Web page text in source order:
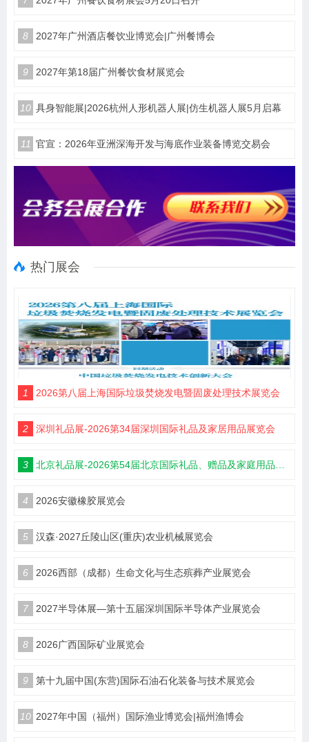
8 2027年广州酒店餐饮业博览会|广州餐博会
9 2027年第18届广州餐饮食材展览会
10 具身智能展|2026杭州人形机器人展|仿生机器人展5月启幕
11 官宣：2026年亚洲深海开发与海底作业装备博览交易会
热门展会
1 2026第八届上海国际垃圾焚烧发电暨固废处理技术展览会
2 深圳礼品展-2026第34届深圳国际礼品及家居用品展览会
3 北京礼品展-2026第54届北京国际礼品、赠品及家庭用品展览会
4 2026安徽橡胶展览会
5 汉森·2027丘陵山区(重庆)农业机械展览会
6 2026西部（成都）生命文化与生态殡葬产业展览会
7 2027半导体展—第十五届深圳国际半导体产业展览会
8 2026广西国际矿业展览会
9 第十九届中国(东营)国际石油石化装备与技术展览会
10 2027年中国（福州）国际渔业博览会|福州渔博会